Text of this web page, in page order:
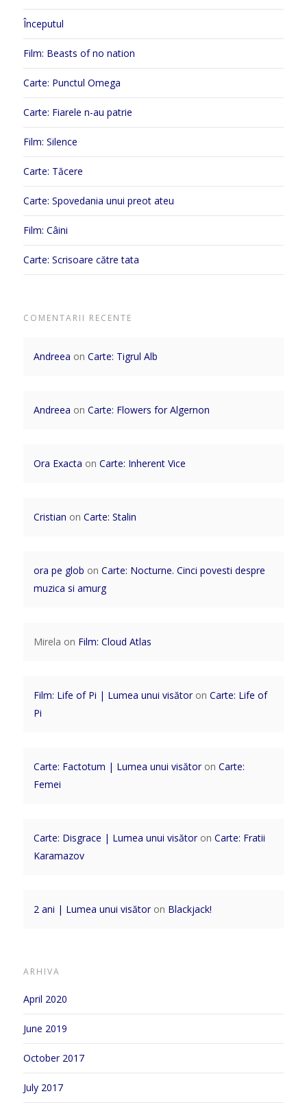
Începutul
Film: Beasts of no nation
Carte: Punctul Omega
Carte: Fiarele n-au patrie
Film: Silence
Carte: Tăcere
Carte: Spovedania unui preot ateu
Film: Câini
Carte: Scrisoare către tata
COMENTARII RECENTE
Andreea on Carte: Tigrul Alb
Andreea on Carte: Flowers for Algernon
Ora Exacta on Carte: Inherent Vice
Cristian on Carte: Stalin
ora pe glob on Carte: Nocturne. Cinci povesti despre
muzica si amurg
Mirela on Film: Cloud Atlas
Film: Life of Pi | Lumea unui visătoron Carte: Life of
Pi
Carte: Factotum | Lumea unui visătoron Carte:
Femei
Carte: Disgrace | Lumea unui visătoron Carte: Fratii
Karamazov
2 ani | Lumea unui visătoron Blackjack!
ARHIVA
April 2020
June 2019
October 2017
July 2017